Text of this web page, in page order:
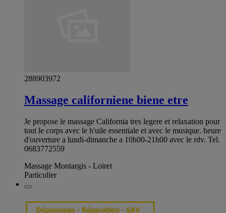
288903972
Massage californiene biene etre
Je propose le massage California tres legere et relaxation pour
tout le corps avec le h'uile essentiale et avec le musique. heure
d'ouverture a lundi-dimanche a 10h00-21h00 avec le rdv. Tel.
0683772559
Massage Montargis - Loiret
Particulier